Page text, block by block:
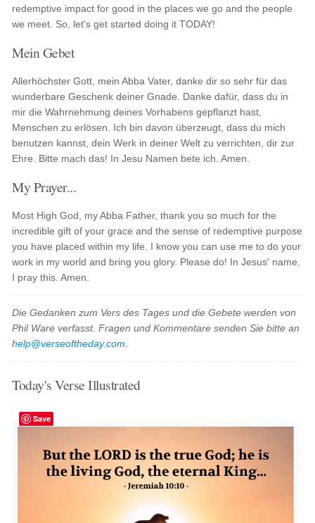
redemptive impact for good in the places we go and the people
we meet. So, let's get started doing it TODAY!
Mein Gebet
Allerhöchster Gott, mein Abba Vater, danke dir so sehr für das
wunderbare Geschenk deiner Gnade. Danke dafür, dass du in
mir die Wahrnehmung deines Vorhabens gepflanzt hast,
Menschen zu erlösen. Ich bin davon überzeugt, dass du mich
benutzen kannst, dein Werk in deiner Welt zu verrichten, dir zur
Ehre. Bitte mach das! In Jesu Namen bete ich. Amen.
My Prayer...
Most High God, my Abba Father, thank you so much for the
incredible gift of your grace and the sense of redemptive purpose
you have placed within my life. I know you can use me to do your
work in my world and bring you glory. Please do! In Jesus' name,
I pray this. Amen.
Die Gedanken zum Vers des Tages und die Gebete werden von
Phil Ware verfasst. Fragen und Kommentare senden Sie bitte an
help@verseoftheday.com
Today's Verse Illustrated
Save